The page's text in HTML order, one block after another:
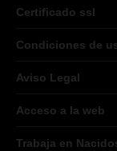
Certificado ssl
Condiciones de
Aviso Legal
Acceso a la web
Trabaja en